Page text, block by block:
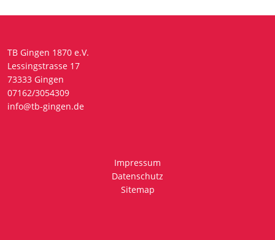
TB Gingen 1870 e.V.
Lessingstrasse 17
73333 Gingen
07162/3054309
info@tb-gingen.de
Impressum
Datenschutz
Sitemap